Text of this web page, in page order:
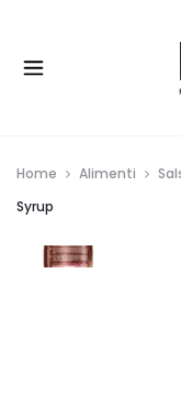
Home Alimenti
Syrup